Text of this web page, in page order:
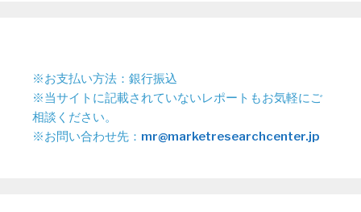
※お支払い方法：銀行振込
※当サイトに記載されていないレポートもお気軽にご
相談ください。
※お問い合わせ先： mr@marketresearchcenter.jp